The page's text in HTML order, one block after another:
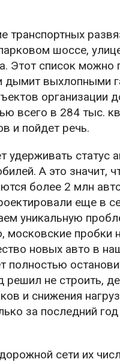
транспортных
шоссе,
Этот список
дымит выхлопными
всего в 284 тыс.
и пойдет речь.
удерживать статус
А это
более 2 млн
еще в
уникальную
пробки
новых авто в
не строить,
и снижения
за последний
сети их